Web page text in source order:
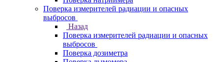
Поверка измерителей радиации и опасных
выбросов
Назад
Поверка измерителей радиации и опасных
выбросов
Поверка дозиметра